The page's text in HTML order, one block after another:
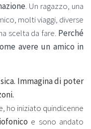
. Un ragazzo, una
molti viaggi, diverse
scelta da fare. Perché
avere un amico in
Immagina di poter
ho iniziato quindicenne
e sono andato